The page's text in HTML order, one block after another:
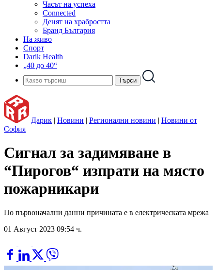
Часът на успеха
Connected
Денят на храбростта
Бранд България
На живо
Спорт
Darik Health
„40 до 40“
Дарик | Новини | Регионални новини | Новини от
София
Сигнал за задимяване в
“Пирогов“ изпрати на място
пожарникари
По първоначални данни причината е в електрическата мрежа
01 Август 2023 09:54 ч.